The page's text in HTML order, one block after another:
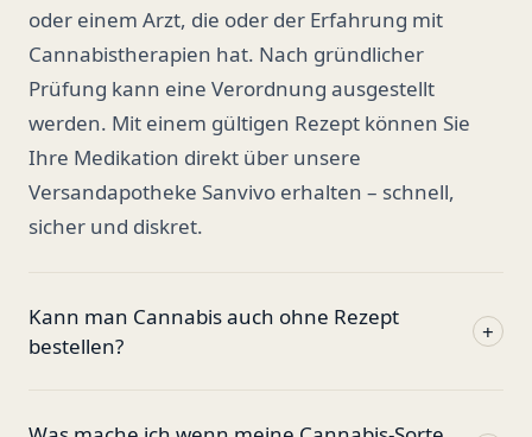
oder einem Arzt, die oder der Erfahrung mit
Cannabistherapien hat. Nach gründlicher
Prüfung kann eine Verordnung ausgestellt
werden. Mit einem gültigen Rezept können Sie
Ihre Medikation direkt über unsere
Versandapotheke Sanvivo erhalten – schnell,
sicher und diskret.
Kann man Cannabis auch ohne Rezept
bestellen?
+